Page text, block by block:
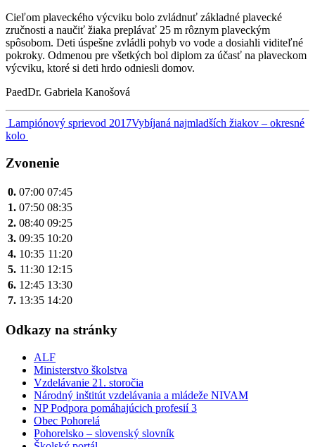
Cieľom plaveckého výcviku bolo zvládnuť základné plavecké
zručnosti a naučiť žiaka preplávať 25 m rôznym plaveckým
spôsobom. Deti úspešne zvládli pohyb vo vode a dosiahli viditeľné
pokroky. Odmenou pre všetkých bol diplom za účasť na plaveckom
výcviku, ktoré si deti hrdo odniesli domov.
PaedDr. Gabriela Kanošová
Navigácia
v
článku
Lampiónový sprievod 2017Vybíjaná najmladších žiakov – okresné
kolo
Zvonenie
0. 07:00 07:45
1. 07:50 08:35
2. 08:40 09:25
3. 09:35 10:20
4. 10:35 11:20
5. 11:30 12:15
6. 12:45 13:30
7. 13:35 14:20
Odkazy na stránky
ALF
Ministerstvo školstva
Vzdelávanie 21. storočia
Národný inštitút vzdelávania a mládeže NIVAM
NP Podpora pomáhajúcich profesií 3
Obec Pohorelá
Pohorelsko – slovenský slovník